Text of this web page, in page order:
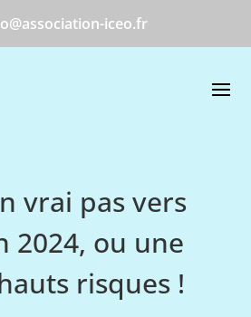
iceo.fr
vrai pas vers
2024, ou une
risques !